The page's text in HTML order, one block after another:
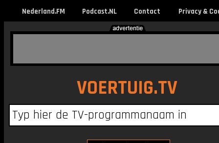
Nederland.FM Podcast.NL Contact Privacy &
VOERTUIG.TV